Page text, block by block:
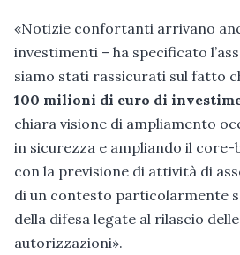
«Notizie confortanti arrivano
investimenti – ha specificato
siamo stati rassicurati sul fatto
100 milioni di euro di
chiara visione di ampliamento
in sicurezza e ampliando il core-
con la previsione di attività di
di un contesto particolarmente
della difesa legate al rilascio
autorizzazioni».